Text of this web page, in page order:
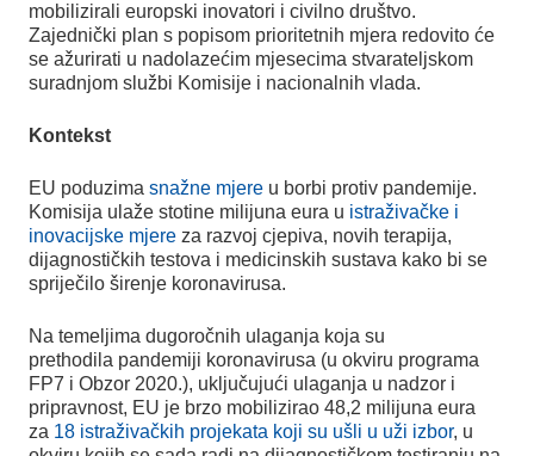
mobilizirali europski inovatori i civilno društvo.
Zajednički plan s popisom prioritetnih mjera redovito će
se ažurirati u nadolazećim mjesecima stvarateljskom
suradnjom službi Komisije i nacionalnih vlada.
Kontekst
EU poduzima snažne mjere u borbi protiv pandemije.
Komisija ulaže stotine milijuna eura u istraživačke i
inovacijske mjere za razvoj cjepiva, novih terapija,
dijagnostičkih testova i medicinskih sustava kako bi se
spriječilo širenje koronavirusa.
Na temeljima dugoročnih ulaganja koja su
prethodila pandemiji koronavirusa (u okviru programa
FP7 i Obzor 2020.), uključujući ulaganja u nadzor i
pripravnost, EU je brzo mobilizirao 48,2 milijuna eura
za 18 istraživačkih projekata koji su ušli u uži izbor, u